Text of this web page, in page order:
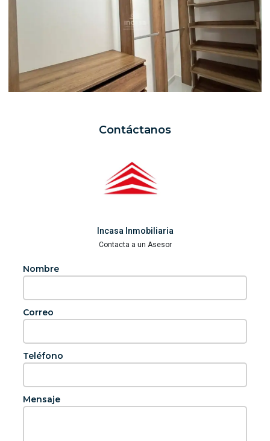
Contáctanos
Incasa Inmobiliaria
Contacta a un Asesor
Nombre
Correo
Teléfono
Mensaje